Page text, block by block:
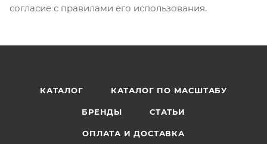
согласие с правилами его использования.
КАТАЛОГ КАТАЛОГ ПО МАСШТАБУ
БРЕНДЫ СТАТЬИ
ОПЛАТА И ДОСТАВКА